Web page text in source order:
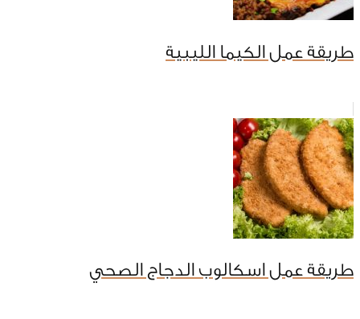
طريقة عمل الكيما الليبية
طريقة عمل اسكالوب الدجاج الصحي